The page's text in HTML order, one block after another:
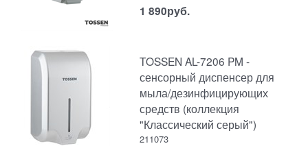
1 890руб.
TOSSEN AL-7206 PM -
сенсорный диспенсер для
мыла/дезинфицирующих
средств (коллекция
"Классический серый")
211073